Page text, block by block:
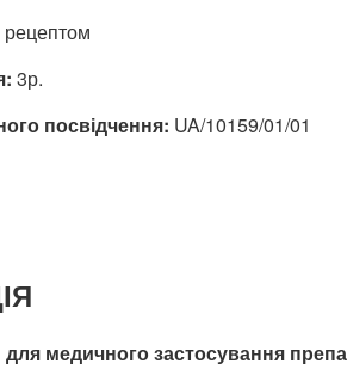
рецептом
3р.
посвідчення: UA/10159/01/01
для медичного застосування